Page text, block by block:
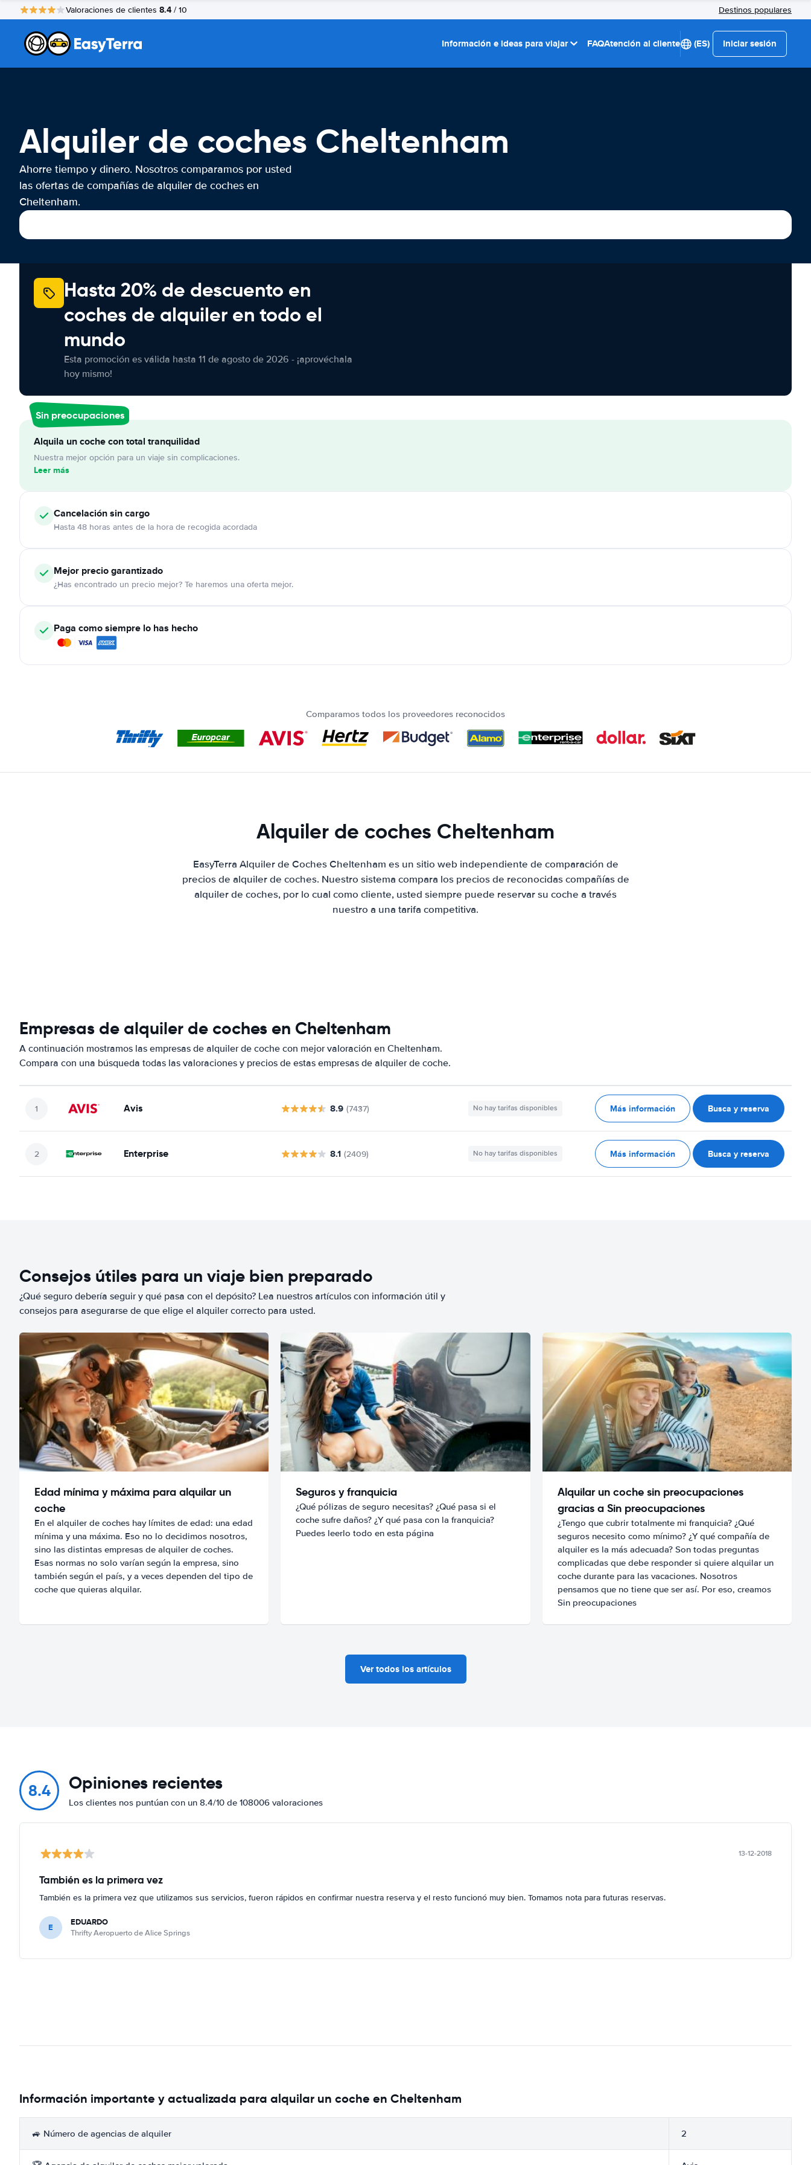
Valoraciones de clientes 8.4 / 10 Destinos populares
Información e ideas para viajar FAQAtención al cliente (ES) Iniciar sesión
Alquiler de coches Cheltenham
Ahorre tiempo y dinero. Nosotros comparamos por usted
las ofertas de compañías de alquiler de coches en
Cheltenham.
Hasta 20% de descuento en
coches de alquiler en todo el
mundo
Esta promoción es válida hasta 11 de agosto de 2026 - ¡aprovéchala
hoy mismo!
Sin preocupaciones
Alquila un coche con total tranquilidad
Nuestra mejor opción para un viaje sin complicaciones.
Leer más
Cancelaciónsin cargo
Hasta 48 horas antes de la hora de recogida acordada
Mejor precio garantizado
¿Has encontrado un precio mejor? Te haremos una oferta mejor.
Paga como siempre lo has hecho
Comparamos todos los proveedores reconocidos
Alquiler de coches Cheltenham
EasyTerra Alquiler de Coches Cheltenham es un sitio web independiente de comparación de
precios de alquiler de coches. Nuestro sistema compara los precios de reconocidas compañías de
alquiler de coches, por lo cual como cliente, usted siempre puede reservar su coche a través
nuestro a una tarifa competitiva.
Empresas de alquiler de coches en Cheltenham
A continuación mostramos las empresas de alquiler de coche con mejor valoración en Cheltenham.
Compara con una búsqueda todas las valoraciones y precios de estas empresas de alquiler de coche.
Avis 8.9 (7437) No hay tarifas disponibles Más información Busca y reserva
Enterprise 8.1 (2409) No hay tarifas disponibles Más información Busca y reserva
Consejos útiles para un viaje bien preparado
¿Qué seguro debería seguir y qué pasa con el depósito? Lea nuestros artículos con información útil y
consejos para asegurarse de que elige el alquiler correcto para usted.
Edad mínima y máxima para alquilar un
coche
En el alquiler de coches hay límites de edad: una edad
mínima y una máxima. Eso no lo decidimos nosotros,
sino las distintas empresas de alquiler de coches.
Esas normas no solo varían según la empresa, sino
también según el país, y a veces dependen del tipo de
coche que quieras alquilar.
Seguros y franquicia
¿Qué pólizas de seguro necesitas? ¿Qué pasa si el
coche sufre daños? ¿Y qué pasa con la franquicia?
Puedes leerlo todo en esta página
Alquilar un coche sin preocupaciones
gracias a Sin preocupaciones
¿Tengo que cubrir totalmente mi franquicia? ¿Qué
seguros necesito como mínimo? ¿Y qué compañía de
alquiler es la más adecuada? Son todas preguntas
complicadas que debe responder si quiere alquilar un
coche durante para las vacaciones. Nosotros
pensamos que no tiene que ser así. Por eso, creamos
Sin preocupaciones
Ver todos los artículos
8.4 Opiniones recientes
Los clientes nos puntúan con un 8.4/10 de 108006 valoraciones
13-12-2018
También es la primera vez
También es la primera vez que utilizamos sus servicios, fueron rápidos en confirmar nuestra reserva y el resto funcionó muy bien. Tomamos nota para futuras reservas.
E EDUARDO
Thrifty Aeropuerto de Alice Springs
Información importante y actualizada para alquilar un coche en Cheltenham
🚙 Número de agencias de alquiler 2